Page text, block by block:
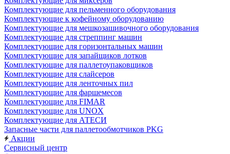
Комплектующие для пельменного оборудования
Комплектующие к кофейному оборудованию
Комплектующие для мешкозашивочного оборудования
Комплектующие для стреппинг машин
Комплектующие для горизонтальных машин
Комплектующие для запайщиков лотков
Комплектующие для паллетоупаковщиков
Комплектующие для слайсеров
Комплектующие для ленточных пил
Комплектующие для фаршемесов
Комплектующие для FIMAR
Комплектующие для UNOX
Комплектующие для АТЕСИ
Запасные части для паллетообмотчиков PKG
Акции
Сервисный центр